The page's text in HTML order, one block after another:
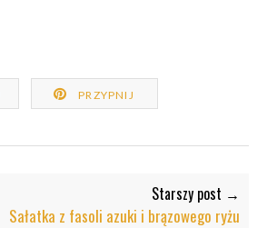
PRZYPNIJ
Starszy post →
Sałatka z fasoli azuki i brązowego ryżu